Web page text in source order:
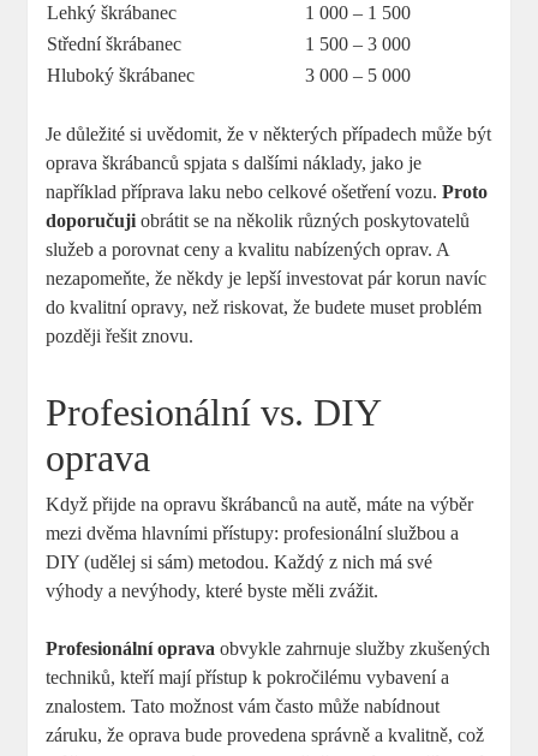
Lehký škrábanec
1 000 – 1 500
Střední škrábanec
1 500 – 3 000
Hluboký škrábanec
3 000 – 5 000
Je důležité si uvědomit, že v některých případech může být
oprava škrábanců spjata s dalšími náklady, jako je
například příprava laku nebo celkové ošetření vozu.Proto
doporučuji obrátit se na několik různých poskytovatelů
služeb a porovnat ceny a kvalitu nabízených oprav. A
nezapomeňte, že někdy je lepší investovat pár korun navíc
do kvalitní opravy, než riskovat, že budete muset problém
později řešit znovu.
Profesionální vs. DIY
oprava
Když přijde na opravu škrábanců na autě, máte na výběr
mezi dvěma hlavními přístupy: profesionální službou a
DIY (udělej si sám) metodou. Každý z nich má své
výhody a nevýhody, které byste měli zvážit.
Profesionální oprava obvykle zahrnuje služby zkušených
techniků, kteří mají přístup k pokročilému vybavení a
znalostem. Tato možnost vám často může nabídnout
záruku, že oprava bude provedena správně a kvalitně, což